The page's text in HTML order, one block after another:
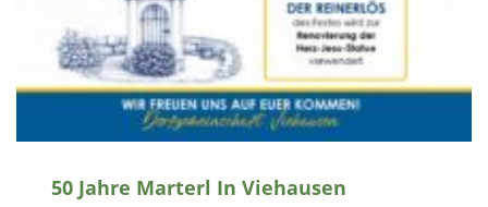
50 Jahre Marterl In Viehausen